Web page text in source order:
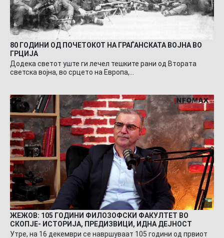
80 ГОДИНИ ОД ПОЧЕТОКОТ НА ГРАЃАНСКАТА ВОЈНА ВО
ГРЦИЈА
Додека светот уште ги лечел тешките рани од Втората
светска војна, во срцето на Европа,…
ЖЕЖОВ: 105 ГОДИНИ ФИЛОЗОФСКИ ФАКУЛТЕТ ВО
СКОПЈЕ- ИСТОРИЈА, ПРЕДИЗВИЦИ, ИДНА ДЕЈНОСТ
Утре, на 16 декември се навршуваат 105 години од првиот